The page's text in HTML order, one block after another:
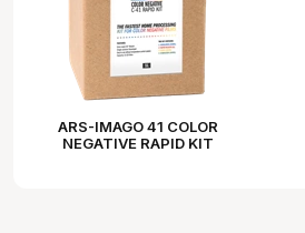
ARS-IMAGO 41 COLOR
NEGATIVE RAPID KIT